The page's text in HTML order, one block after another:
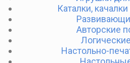
Каталки,
Авторские
Настольно-